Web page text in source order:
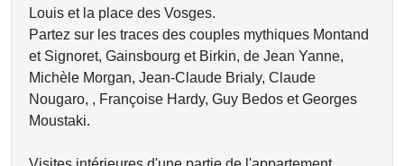
Louis et la place des Vosges.
Partez sur les traces des couples mythiques Montand
et Signoret, Gainsbourg et Birkin, de Jean Yanne,
Michèle Morgan, Jean-Claude Brialy, Claude
Nougaro, , Françoise Hardy, Guy Bedos et Georges
Moustaki.